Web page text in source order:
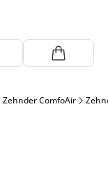
Zehnder ComfoAir